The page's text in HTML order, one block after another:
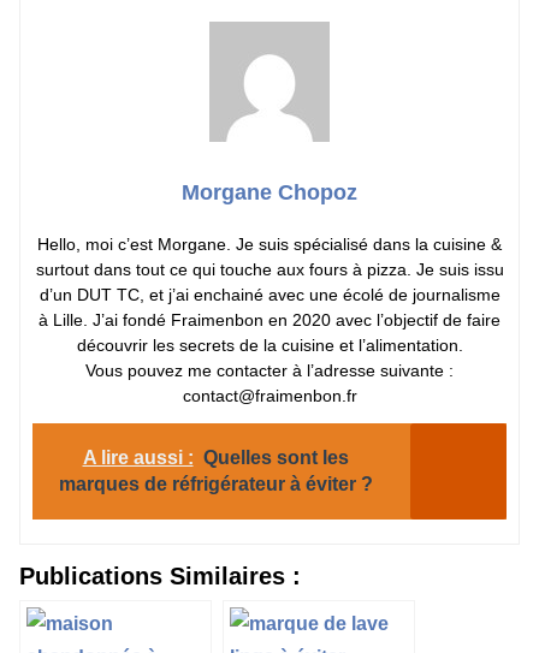
Morgane Chopoz
Hello, moi c’est Morgane. Je suis spécialisé dans la cuisine &
surtout dans tout ce qui touche aux fours à pizza. Je suis issu
d’un DUT TC, et j’ai enchainé avec une écolé de journalisme
à Lille. J’ai fondé Fraimenbon en 2020 avec l’objectif de faire
découvrir les secrets de la cuisine et l’alimentation.
Vous pouvez me contacter à l’adresse suivante :
contact@fraimenbon.fr
A lire aussi : Quelles sont les
marques de réfrigérateur à éviter ?
Publications Similaires :